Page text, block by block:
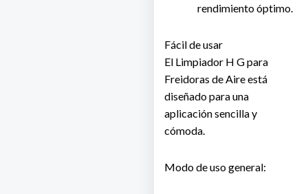
rendimiento óptimo.
Fácil de usar
El Limpiador H G para
Freidoras de Aireestá
diseñado para una
aplicación sencilla y
cómoda.
Modo de uso general: